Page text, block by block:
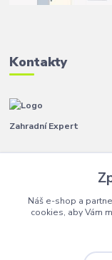
Kontakty
Zahradní Expert
Náš e-shop a
cookies, aby Vám